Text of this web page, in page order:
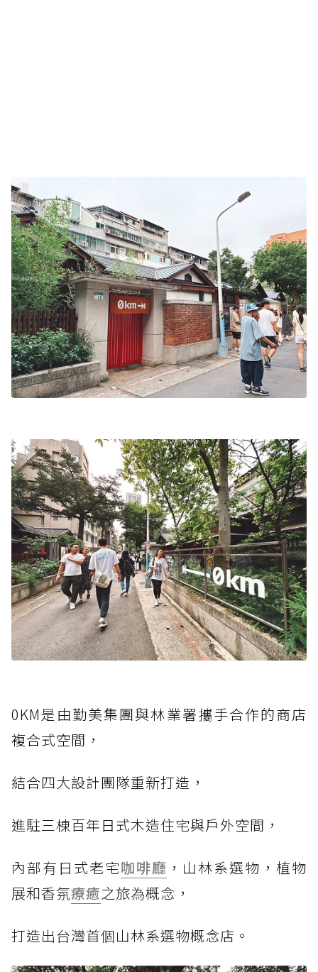
0KM是由勤美集團與林業署攜手合作的商店
複合式空間 ，
結合四大設計團隊重新打造，
進駐三棟百年日式木造住宅與戶外空間，
內部有日式老宅咖啡廳 ，山林系選物，植物
展和香氛療癒之旅為概念，
打造出台灣首個山林系選物概念店。